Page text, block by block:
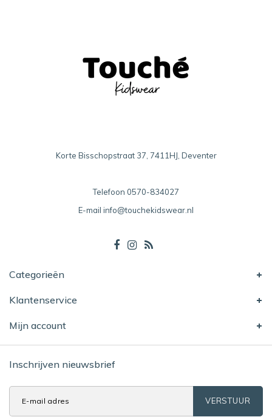
Korte Bisschopstraat 37, 7411HJ, Deventer
Telefoon 0570-834027
E-mail info@touchekidswear.nl
Categorieën
Klantenservice
Mijn account
Inschrijven nieuwsbrief
VERSTUUR